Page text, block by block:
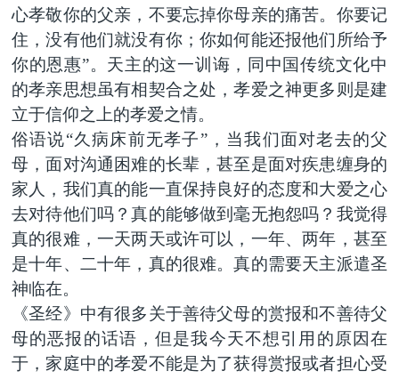
心孝敬你的父亲，不要忘掉你母亲的痛苦。你要记
住，没有他们就没有你；你如何能还报他们所给予
你的恩惠”。天主的这一训诲，同中国传统文化中
的孝亲思想虽有相契合之处，孝爱之神更多则是建
立于信仰之上的孝爱之情。
俗语说“久病床前无孝子”，当我们面对老去的父
母，面对沟通困难的长辈，甚至是面对疾患缠身的
家人，我们真的能一直保持良好的态度和大爱之心
去对待他们吗？真的能够做到毫无抱怨吗？我觉得
真的很难，一天两天或许可以，一年、两年，甚至
是十年、二十年，真的很难。真的需要天主派遣圣
神临在。
《圣经》中有很多关于善待父母的赏报和不善待父
母的恶报的话语，但是我今天不想引用的原因在
于，家庭中的孝爱不能是为了获得赏报或者担心受